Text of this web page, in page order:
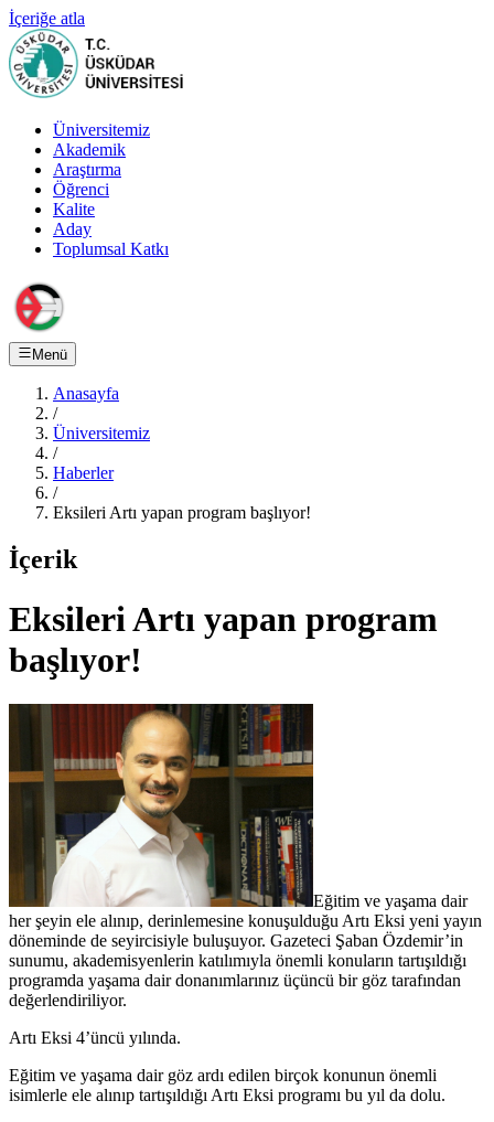
İçeriğe atla
Üniversitemiz
Akademik
Araştırma
Öğrenci
Kalite
Aday
Toplumsal Katkı
Menü
Anasayfa
/
Üniversitemiz
/
Haberler
/
Eksileri Artı yapan program başlıyor!
İçerik
Eksileri Artı yapan program
başlıyor!
Eğitim ve yaşama dair
her şeyin ele alınıp, derinlemesine konuşulduğu Artı Eksi yeni yayın
döneminde de seyircisiyle buluşuyor. Gazeteci Şaban Özdemir’in
sunumu, akademisyenlerin katılımıyla önemli konuların tartışıldığı
programda yaşama dair donanımlarınız üçüncü bir göz tarafından
değerlendiriliyor.
Artı Eksi 4’üncü yılında.
Eğitim ve yaşama dair göz ardı edilen birçok konunun önemli
isimlerle ele alınıp tartışıldığı Artı Eksi programı bu yıl da dolu.